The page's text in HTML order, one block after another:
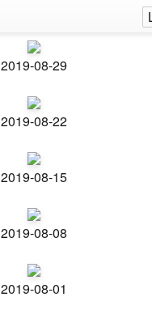
2019-08-29
2019-08-22
2019-08-15
2019-08-08
2019-08-01